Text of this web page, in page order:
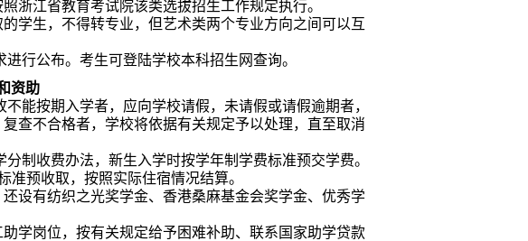
浙江省教育考试院该类选拔招生工作规定执行。
学生，不得转专业，但艺术类两个专业方向之间可以互
进行公布。考生可登陆学校本科招生网查询。
资助
能按期入学者，应向学校请假，未请假或请假逾期者，
查不合格者，学校将依据有关规定予以处理，直至取消
制收费办法，新生入学时按学年制学费标准预交学费。
准预收取，按照实际住宿情况结算。
设有纺织之光奖学金、香港桑麻基金会奖学金、优秀学
学岗位，按有关规定给予困难补助、联系国家助学贷款